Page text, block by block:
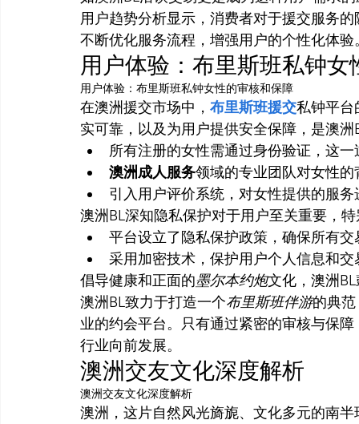
用户趋势分析显示，消费者对于援交服务
不断优化服务流程，增强用户的个性化体验
用户体验：布里斯班私钟女
用户体验：布里斯班私钟女性的审核和保障
在澳洲援交市场中， 布里斯班援交私钟平台
实可靠，以及为用户提供安全保障，是澳
所有注册的女性需通过身份验证，这
澳洲成人服务领域的专业团队对女性
引入用户评价系统，对女性提供的服
澳洲BL深知隐私保护对于用户至关重要，
平台设立了隐私保护政策，确保所有
采用加密技术，保护用户个人信息和
倡导健康和正面的墨尔本约炮文化，澳洲
澳洲BL致力于打造一个布里斯班伴游的典
业的约会平台。只有通过紧密的审核与保
行业向前发展。
澳洲交友文化深度解析
澳洲交友文化深度解析
澳洲，这片自然风光旖旎、文化多元的南